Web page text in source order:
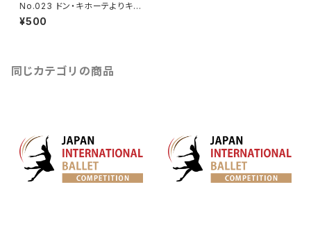
No.023 ドン・キホーテよりキト
リの友人の第2Va.
¥500
同じカテゴリの商品